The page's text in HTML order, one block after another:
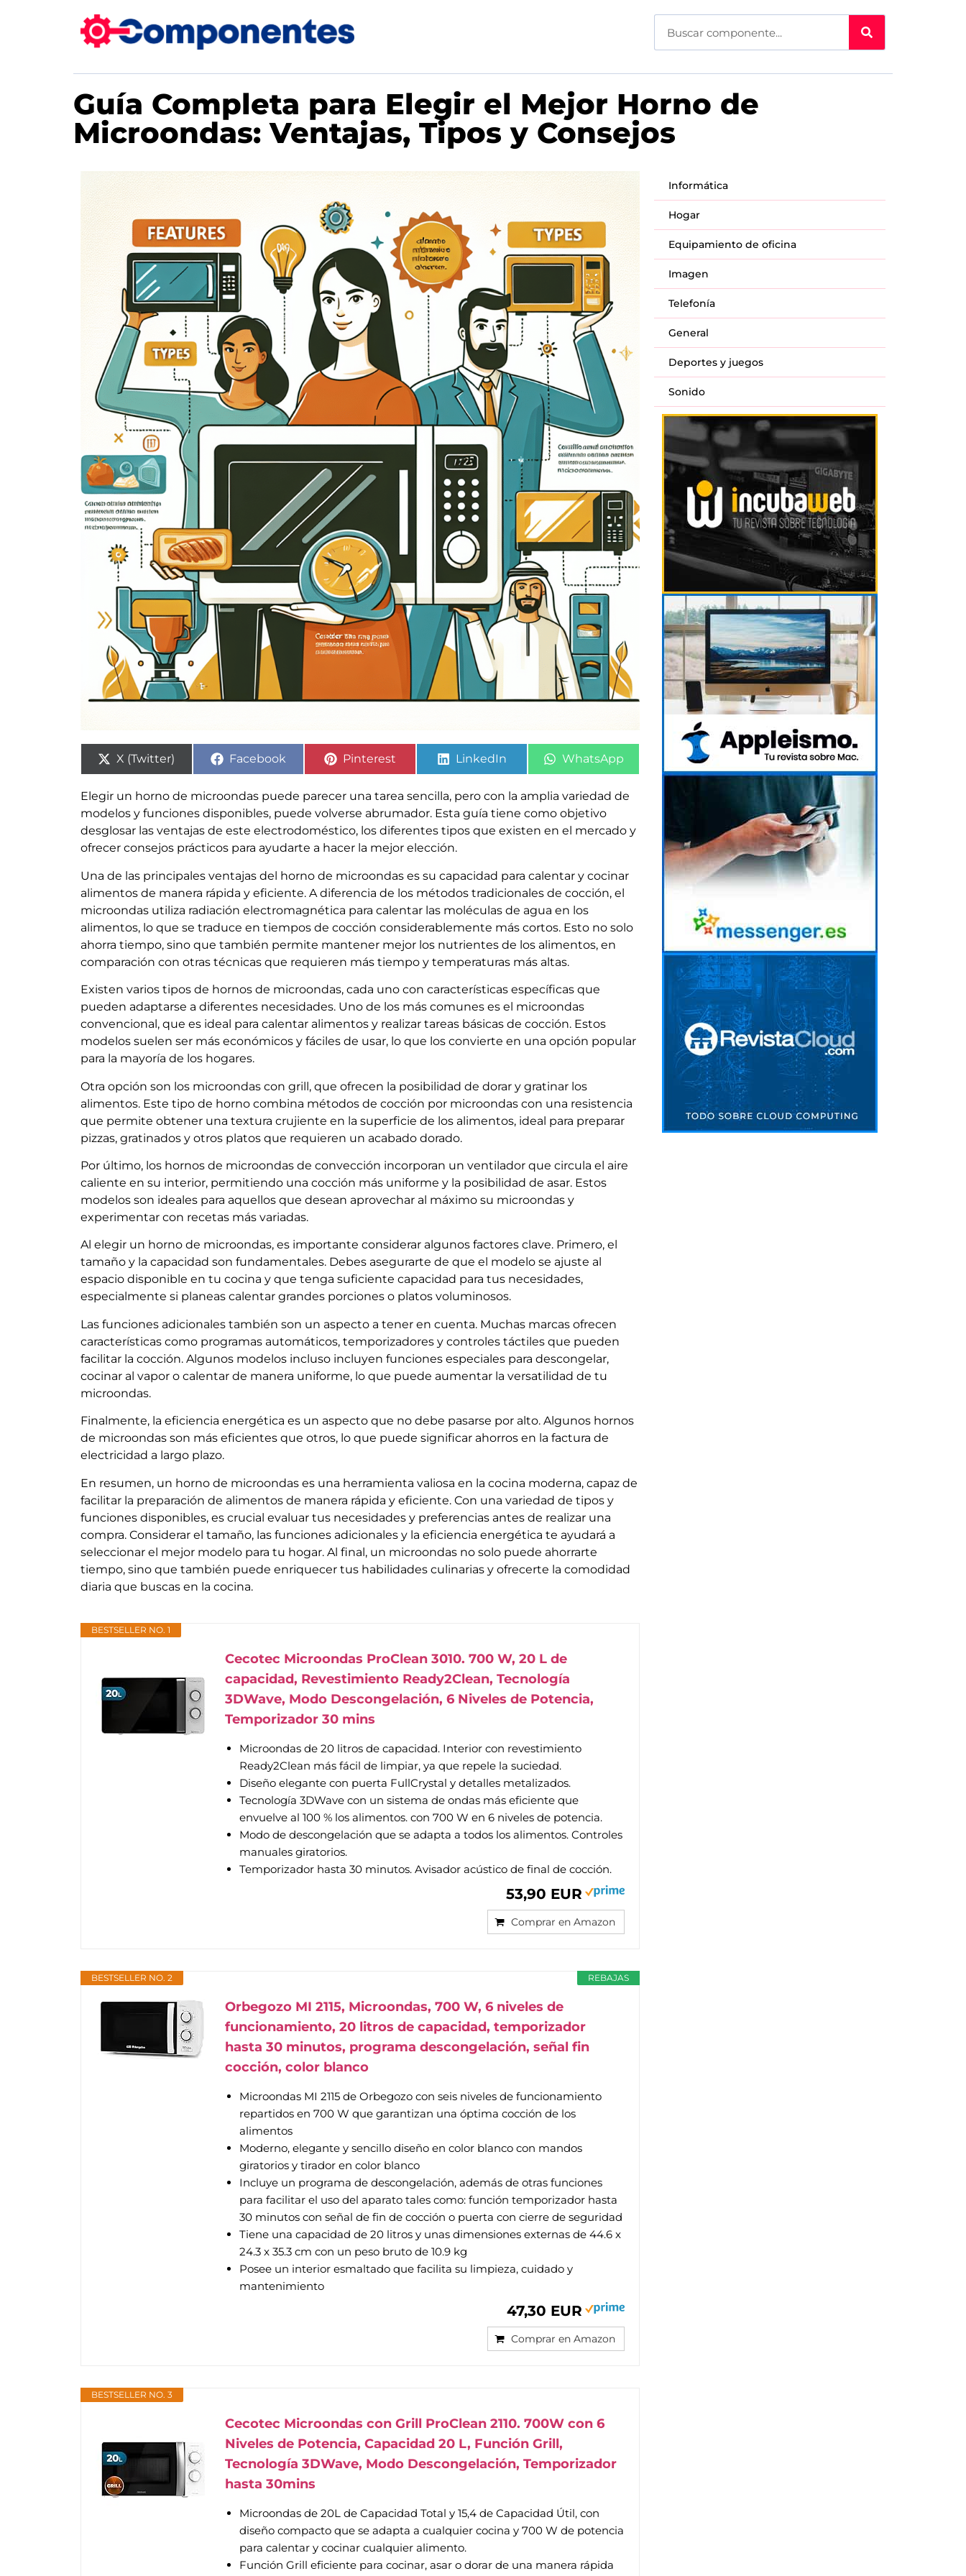
Guía Completa para Elegir el Mejor Horno de
Microondas: Ventajas, Tipos y Consejos
X (Twitter) Facebook Pinterest LinkedIn WhatsApp
Elegir un horno de microondas puede parecer una tarea sencilla, pero con la amplia variedad de
modelos y funciones disponibles, puede volverse abrumador. Esta guía tiene como objetivo
desglosar las ventajas de este electrodoméstico, los diferentes tipos que existen en el mercado y
ofrecer consejos prácticos para ayudarte a hacer la mejor elección.
Una de las principales ventajas del horno de microondas es su capacidad para calentar y cocinar
alimentos de manera rápida y eficiente. A diferencia de los métodos tradicionales de cocción, el
microondas utiliza radiación electromagnética para calentar las moléculas de agua en los
alimentos, lo que se traduce en tiempos de cocción considerablemente más cortos. Esto no solo
ahorra tiempo, sino que también permite mantener mejor los nutrientes de los alimentos, en
comparación con otras técnicas que requieren más tiempo y temperaturas más altas.
Existen varios tipos de hornos de microondas, cada uno con características específicas que
pueden adaptarse a diferentes necesidades. Uno de los más comunes es el microondas
convencional, que es ideal para calentar alimentos y realizar tareas básicas de cocción. Estos
modelos suelen ser más económicos y fáciles de usar, lo que los convierte en una opción popular
para la mayoría de los hogares.
Otra opción son los microondas con grill, que ofrecen la posibilidad de dorar y gratinar los
alimentos. Este tipo de horno combina métodos de cocción por microondas con una resistencia
que permite obtener una textura crujiente en la superficie de los alimentos, ideal para preparar
pizzas, gratinados y otros platos que requieren un acabado dorado.
Por último, los hornos de microondas de convección incorporan un ventilador que circula el aire
caliente en su interior, permitiendo una cocción más uniforme y la posibilidad de asar. Estos
modelos son ideales para aquellos que desean aprovechar al máximo su microondas y
experimentar con recetas más variadas.
Al elegir un horno de microondas, es importante considerar algunos factores clave. Primero, el
tamaño y la capacidad son fundamentales. Debes asegurarte de que el modelo se ajuste al
espacio disponible en tu cocina y que tenga suficiente capacidad para tus necesidades,
especialmente si planeas calentar grandes porciones o platos voluminosos.
Las funciones adicionales también son un aspecto a tener en cuenta. Muchas marcas ofrecen
características como programas automáticos, temporizadores y controles táctiles que pueden
facilitar la cocción. Algunos modelos incluso incluyen funciones especiales para descongelar,
cocinar al vapor o calentar de manera uniforme, lo que puede aumentar la versatilidad de tu
microondas.
Finalmente, la eficiencia energética es un aspecto que no debe pasarse por alto. Algunos hornos
de microondas son más eficientes que otros, lo que puede significar ahorros en la factura de
electricidad a largo plazo.
En resumen, un horno de microondas es una herramienta valiosa en la cocina moderna, capaz de
facilitar la preparación de alimentos de manera rápida y eficiente. Con una variedad de tipos y
funciones disponibles, es crucial evaluar tus necesidades y preferencias antes de realizar una
compra. Considerar el tamaño, las funciones adicionales y la eficiencia energética te ayudará a
seleccionar el mejor modelo para tu hogar. Al final, un microondas no solo puede ahorrarte
tiempo, sino que también puede enriquecer tus habilidades culinarias y ofrecerte la comodidad
diaria que buscas en la cocina.
BESTSELLER NO. 1
Cecotec Microondas ProClean 3010. 700 W, 20 L de
capacidad, Revestimiento Ready2Clean, Tecnología
3DWave, Modo Descongelación, 6 Niveles de Potencia,
Temporizador 30 mins
Microondas de 20 litros de capacidad. Interior con revestimiento
Ready2Clean más fácil de limpiar, ya que repele la suciedad.
Diseño elegante con puerta FullCrystal y detalles metalizados.
Tecnología 3DWave con un sistema de ondas más eficiente que
envuelve al 100 % los alimentos. con 700 W en 6 niveles de potencia.
Modo de descongelación que se adapta a todos los alimentos. Controles
manuales giratorios.
Temporizador hasta 30 minutos. Avisador acústico de final de cocción.
53,90 EUR
Comprar en Amazon
REBAJAS
BESTSELLER NO. 2
Orbegozo MI 2115, Microondas, 700 W, 6 niveles de
funcionamiento, 20 litros de capacidad, temporizador
hasta 30 minutos, programa descongelación, señal fin
cocción, color blanco
Microondas MI 2115 de Orbegozo con seis niveles de funcionamiento
repartidos en 700 W que garantizan una óptima cocción de los
alimentos
Moderno, elegante y sencillo diseño en color blanco con mandos
giratorios y tirador en color blanco
Incluye un programa de descongelación, además de otras funciones
para facilitar el uso del aparato tales como: función temporizador hasta
30 minutos con señal de fin de cocción o puerta con cierre de seguridad
Tiene una capacidad de 20 litros y unas dimensiones externas de 44.6 x
24.3 x 35.3 cm con un peso bruto de 10.9 kg
Posee un interior esmaltado que facilita su limpieza, cuidado y
mantenimiento
47,30 EUR
Comprar en Amazon
BESTSELLER NO. 3
Cecotec Microondas con Grill ProClean 2110. 700W con 6
Niveles de Potencia, Capacidad 20 L, Función Grill,
Tecnología 3DWave, Modo Descongelación, Temporizador
hasta 30mins
Microondas de 20L de Capacidad Total y 15,4 de Capacidad Útil, con
diseño compacto que se adapta a cualquier cocina y 700 W de potencia
para calentar y cocinar cualquier alimento.
Función Grill eficiente para cocinar, asar o dorar de una manera rápida
Informática
Hogar
Equipamiento de oficina
Imagen
Telefonía
General
Deportes y juegos
Sonido